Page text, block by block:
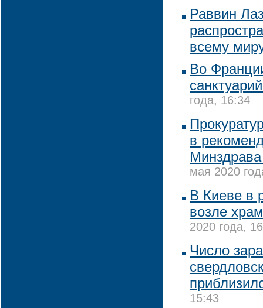
Раввин
всему
Во
года, 16:34
в
мая 2020
В Киеве в
возле
2020 года,
Число
15:43